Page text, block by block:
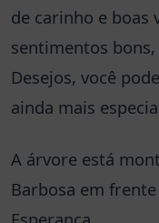
de carinho e boas
sentimentos
Desejos, você
ainda mais
A árvore está
Barbosa em